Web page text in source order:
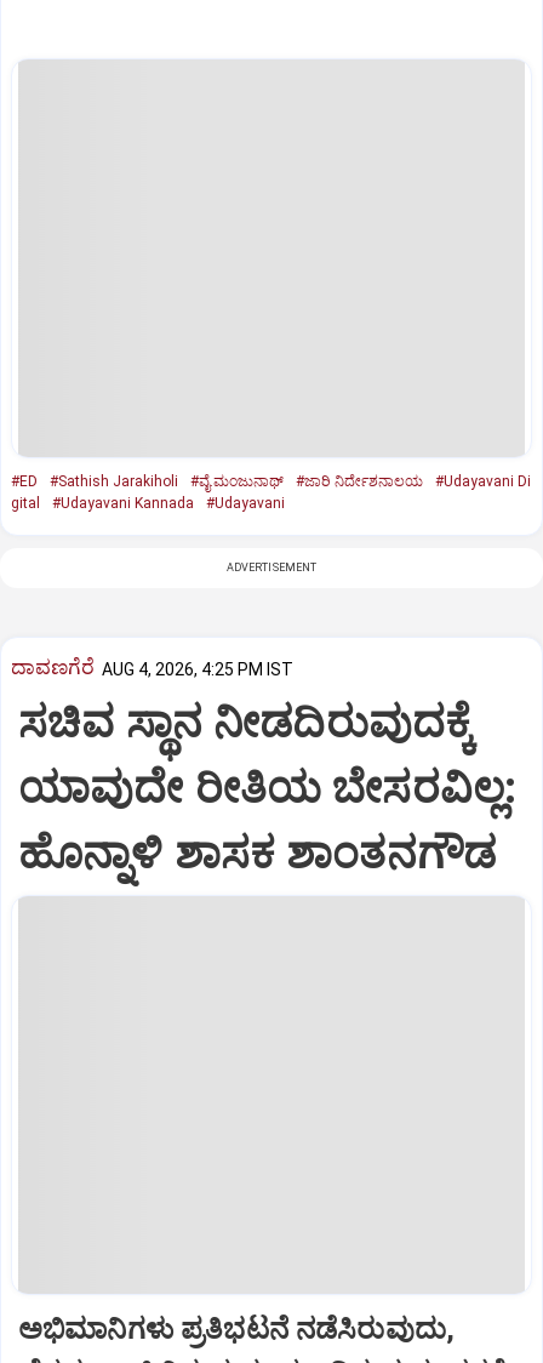
#ED #Sathish Jarakiholi #ವೈ.ಮಂಜುನಾಥ್‌ #ಜಾರಿ ನಿರ್ದೇಶನಾಲಯ
#Udayavani Di
gital
#Udayavani Kannada #Udayavani
ADVERTISEMENT
ದಾವಣಗೆರೆ AUG 4, 2026, 4:25 PM IST
ಸಚಿವ ಸ್ಥಾನ ನೀಡದಿರುವುದಕ್ಕೆ
ಯಾವುದೇ ರೀತಿಯ ಬೇಸರವಿಲ್ಲ:
ಹೊನ್ನಾಳಿ ಶಾಸಕ ಶಾಂತನಗೌಡ
ಅಭಿಮಾನಿಗಳು ಪ್ರತಿಭಟನೆ ನಡೆಸಿರುವುದು,